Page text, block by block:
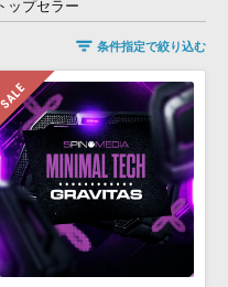
音楽カード製作サービス
楽曲配信流通サービス
MUTANT
ROUTER.FM
クト サンプルパック
効果音 BGM
ップセラー
条件指定で絞り込む